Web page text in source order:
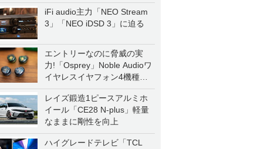
iFi audio主力「NEO Stream
3」「NEO iDSD 3」に迫る
エントリーなのに脅威の実
力!「Osprey」Noble Audioワ
イヤレスイヤフォン4機種を
一気に聴く
レイズ鍛造1ピースアルミホ
イール「CE28 N-plus」軽量
なままに剛性を向上
ハイグレードテレビ「TCL